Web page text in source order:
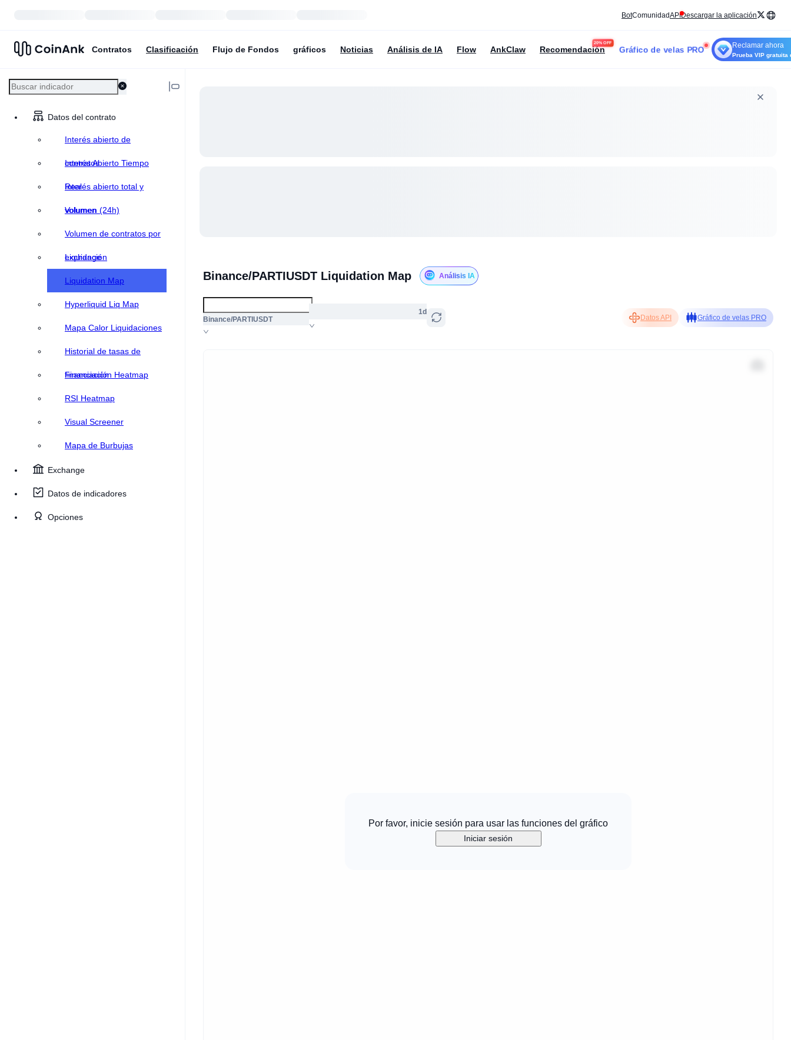
BotComunidadAPIDescargar la aplicación
Contratos Clasificación Flujo de Fondos gráficos Noticias Análisis de IA Flow AnkClaw Recomendación
20% OFF
Gráfico de velas PRO Reclamar ahora
Prueba VIP gratuita
Datos del contrato
Interés abierto de
contratos
Interés Abierto Tiempo
Real
Interés abierto total y
volumen
Volumen (24h)
Volumen de contratos por
exchange
Liquidación
Liquidation Map
Hyperliquid Liq Map
Mapa Calor Liquidaciones
Historial de tasas de
financiación
Financiación Heatmap
RSI Heatmap
Visual Screener
Mapa de Burbujas
Exchange
Datos de indicadores
Opciones
Binance/PARTIUSDT Liquidation Map Análisis IA
Binance/PARTIUSDT
1d
Datos API Gráfico de velas PRO
Por favor, inicie sesión para usar las funciones del gráfico
Iniciar sesión